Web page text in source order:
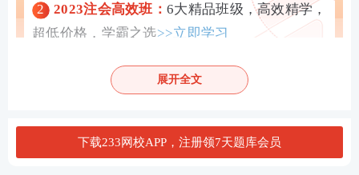
2
2023注会高效班： 6大精品班级，高效精学，
超低价格，学霸之选>>立即学习
0元领注会好课|章节真题汇编包邮到家
“好课”—10大立体班级：入门导学到冲刺直
展开全文
下载233网校APP，注册领7天题库会员